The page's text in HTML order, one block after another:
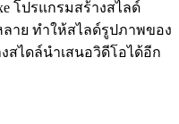
โปรแกรมสร้างสไลด์
าย ทำให้สไลด์รูปภาพของ
ไดล์นำเสนอวิดีโอได้อีก